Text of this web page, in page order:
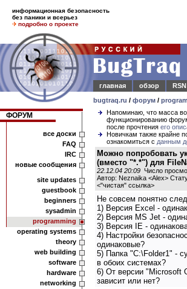
информационная безопасность
без паники и всерьез
подробно о проекте
главная
обзор RSN
bugtraq.ru / форум /
ФОРУМ
все доски
FAQ
IRC
новые сообщения
site updates
guestbook
beginners
sysadmin
programming
operating systems
theory
web building
software
hardware
networking
Напоминаю, что масса
функционированию
после прочтения его
Новичкам также крайне
ознакомиться с данным
Можно попробовать
(вместо "*.*") для
22.12.04 20:09 Число
Автор: Neznaika <Alex>
<"чистая" ссылка>
Не совсем понятно
1) Bерсия Excel -
2) Bерсия MS Jet -
3) Bерсия IE -
4) Настройки
одинаковые?
5) Папка "C:\Folder1" -
в обоих системах?
6) От версии "Microsoft
зависит или нет?